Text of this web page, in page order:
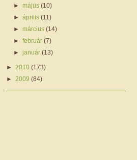
►május(10)
►április(11)
►március(14)
►február(7)
►január(13)
► 2010 (173)
► 2009 (84)